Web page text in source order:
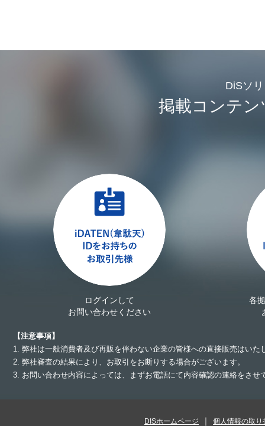
DiSソ
掲載コンテ
ログインして
お問い合わせください
各
【注意事項】
1. 弊社は一般消費者及び再販を伴わない企業の皆様への直接販売はいた
2. 弊社審査の結果により、お取引をお断りする場合がございます。
3. お問い合わせ内容によっては、まずお電話にて内容確認の連絡をさ
DISホームページ 個人情報の取り